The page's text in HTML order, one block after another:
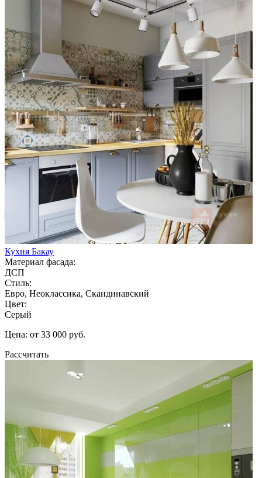
Кухня Бакау
Материал фасада:
ДСП
Стиль:
Евро, Неоклассика, Скандинавский
Цвет:
Серый
Цена: от 33 000 руб.
Рассчитать